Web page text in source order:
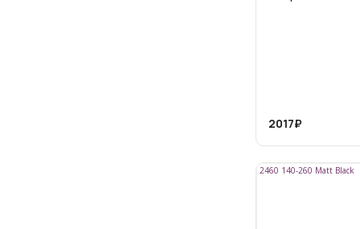
2017₽
2460 140-260 Matt Black